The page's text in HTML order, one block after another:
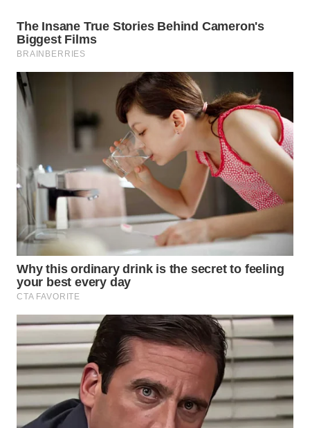
WN
WN
KARO
WN
SIMALUNGUN
WN
LABUHANBATU
WN
TAPANULI
TENGAH
WN DELI
SERDANG